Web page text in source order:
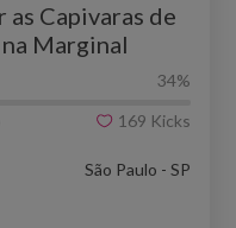
Capivaras de
Marginal
34%
169 Kicks
São Paulo - SP